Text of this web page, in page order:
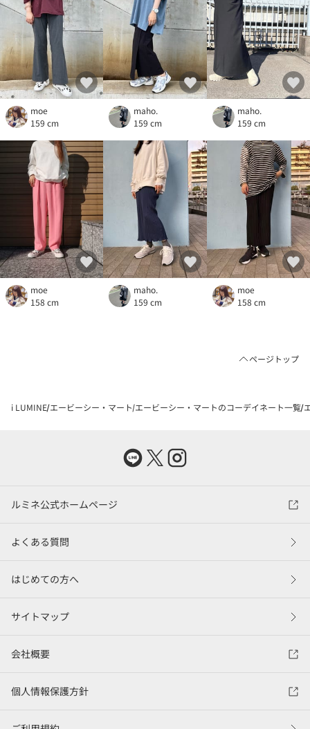
moe
159 cm
maho.
159 cm
maho.
159 cm
moe
158 cm
maho.
159 cm
moe
158 cm
ページトップ
i LUMINE エービーシー・マート エービーシー・マートのコーデイネート一覧
ルミネ公式ホームページ
よくある質問
はじめての方へ
サイトマップ
会社概要
個人情報保護方針